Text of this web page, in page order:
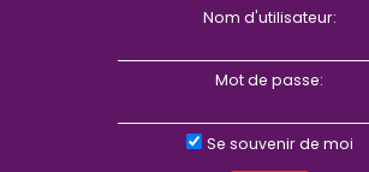
Nom d'utilisateur:
Mot de passe:
Se souvenir de moi